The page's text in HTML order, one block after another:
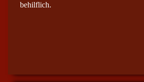
behilflich.